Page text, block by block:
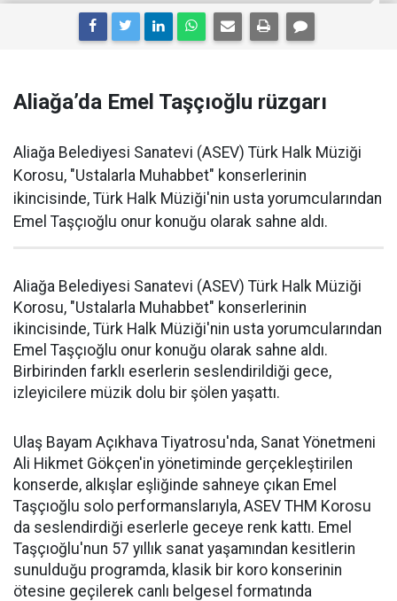
Aliağa’da Emel Taşçıoğlu rüzgarı
Aliağa Belediyesi Sanatevi (ASEV) Türk Halk Müziği
Korosu, "Ustalarla Muhabbet" konserlerinin
ikincisinde, Türk Halk Müziği'nin usta yorumcularından
Emel Taşçıoğlu onur konuğu olarak sahne aldı.
Aliağa Belediyesi Sanatevi (ASEV) Türk Halk Müziği
Korosu, "Ustalarla Muhabbet" konserlerinin
ikincisinde, Türk Halk Müziği'nin usta yorumcularından
Emel Taşçıoğlu onur konuğu olarak sahne aldı.
Birbirinden farklı eserlerin seslendirildiği gece,
izleyicilere müzik dolu bir şölen yaşattı.
Ulaş Bayam Açıkhava Tiyatrosu'nda, Sanat Yönetmeni
Ali Hikmet Gökçen'in yönetiminde gerçekleştirilen
konserde, alkışlar eşliğinde sahneye çıkan Emel
Taşçıoğlu solo performanslarıyla, ASEV THM Korosu
da seslendirdiği eserlerle geceye renk kattı. Emel
Taşçıoğlu'nun 57 yıllık sanat yaşamından kesitlerin
sunulduğu programda, klasik bir koro konserinin
ötesine geçilerek canlı belgesel formatında